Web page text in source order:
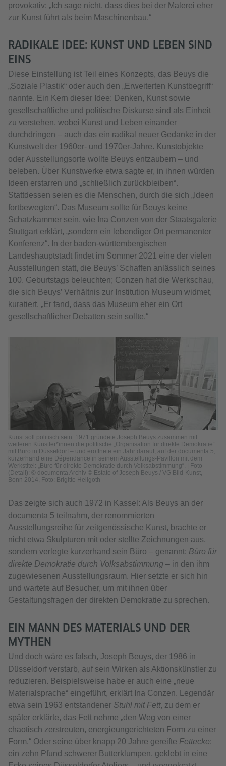
provokativ: „Ich sage nicht, dass dies bei der Malerei eher
zur Kunst führt als beim Maschinenbau.“
RADIKALE IDEE: KUNST UND LEBEN SIND
EINS
Diese Einstellung ist Teil eines Konzepts, das Beuys die
„Soziale Plastik“ oder auch den „Erweiterten Kunstbegriff“
nannte. Ein Kern dieser Idee: Denken, Kunst sowie
gesellschaftliche und politische Diskurse sind als Einheit
zu verstehen, wobei Kunst und Leben einander
durchdringen – auch das ein radikal neuer Gedanke in der
Kunstwelt der 1960er- und 1970er-Jahre. Kunstobjekte
oder Ausstellungsorte wollte Beuys entzaubern – und
beleben. Über Kunstwerke etwa sagte er, in ihnen würden
Ideen erstarren und „schließlich zurückbleiben“.
Stattdessen seien es die Menschen, durch die sich „Ideen
fortbewegten“. Das Museum sollte für Beuys keine
Schatzkammer sein, wie Ina Conzen von der Staatsgalerie
Stuttgart erklärt, „sondern ein lebendiger Ort permanenter
Konferenz“. In der baden-württembergischen
Landeshauptstadt findet im Sommer 2021 eine der vielen
Ausstellungen statt, die Beuys’ Schaffen anlässlich seines
100. Geburtstags beleuchten; Conzen hat die Werkschau,
die sich Beuys’ Verhältnis zur Institution Museum widmet,
kuratiert. „Er fand, dass das Museum eher ein Ort
gesellschaftlicher Debatten sein sollte.“
Kunst soll politisch sein: 1971 gründete Joseph Beuys zusammen mit
weiteren Künstler*innen die politische „Organisation für direkte Demokratie“
mit Büro in Düsseldorf – und eröffnete ein Jahr darauf, auf der documenta 5,
kurzerhand eine Dépendance in seinem Ausstellungs-Pavillon mit dem
Werkstitel: „Büro für direkte Demokratie durch Volksabstimmung“. | Foto
(Detail): © documenta Archiv © Estate of Joseph Beuys / VG Bild-Kunst,
Bonn 2014, Foto: Brigitte Hellgoth
Das zeigte sich auch 1972 in Kassel: Als Beuys an der
documenta 5 teilnahm, der renommierten
Ausstellungsreihe für zeitgenössische Kunst, brachte er
nicht etwa Skulpturen mit oder stellte Zeichnungen aus,
sondern verlegte kurzerhand sein Büro – genannt: Büro für
direkte Demokratie durch Volksabstimmung – in den ihm
zugewiesenen Ausstellungsraum. Hier setzte er sich hin
und wartete auf Besucher, um mit ihnen über
Gestaltungsfragen der direkten Demokratie zu sprechen.
EIN MANN DES MATERIALS UND DER
MYTHEN
Und doch wäre es falsch, Joseph Beuys, der 1986 in
Düsseldorf verstarb, auf sein Wirken als Aktionskünstler zu
reduzieren. Beispielsweise habe er auch eine „neue
Materialsprache“ eingeführt, erklärt Ina Conzen. Legendär
etwa sein 1963 entstandener Stuhl mit Fett, zu dem er
später erklärte, das Fett nehme „den Weg von einer
chaotisch zerstreuten, energieungerichteten Form zu einer
Form.“ Oder seine über knapp 20 Jahre gereifte Fettecke:
ein zehn Pfund schwerer Butterklumpen, geklebt in eine